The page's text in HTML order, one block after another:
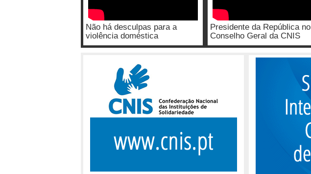
Não há desculpas para a
violência doméstica
Presidente da República no
Conselho Geral da CNIS